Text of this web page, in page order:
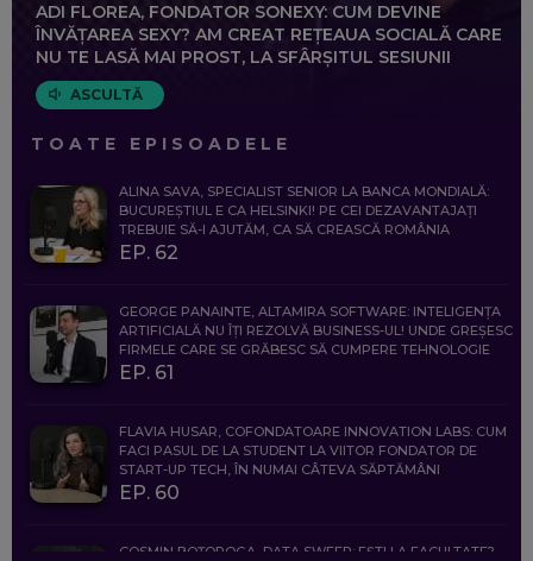
ADI FLOREA, FONDATOR SONEXY: CUM DEVINE
ÎNVĂȚAREA SEXY? AM CREAT REȚEAUA SOCIALĂ CARE
NU TE LASĂ MAI PROST, LA SFÂRȘITUL SESIUNII
ASCULTĂ
TOATE EPISOADELE
ALINA SAVA, SPECIALIST SENIOR LA BANCA MONDIALĂ:
BUCUREȘTIUL E CA HELSINKI! PE CEI DEZAVANTAJAȚI
TREBUIE SĂ-I AJUTĂM, CA SĂ CREASCĂ ROMÂNIA
EP. 62
GEORGE PANAINTE, ALTAMIRA SOFTWARE: INTELIGENȚA
ARTIFICIALĂ NU ÎȚI REZOLVĂ BUSINESS-UL! UNDE GREȘESC
FIRMELE CARE SE GRĂBESC SĂ CUMPERE TEHNOLOGIE
EP. 61
FLAVIA HUSAR, COFONDATOARE INNOVATION LABS: CUM
FACI PASUL DE LA STUDENT LA VIITOR FONDATOR DE
START-UP TECH, ÎN NUMAI CÂTEVA SĂPTĂMÂNI
EP. 60
COSMIN BOȚOROGA, DATA SWEEP: EȘTI LA FACULTATE?